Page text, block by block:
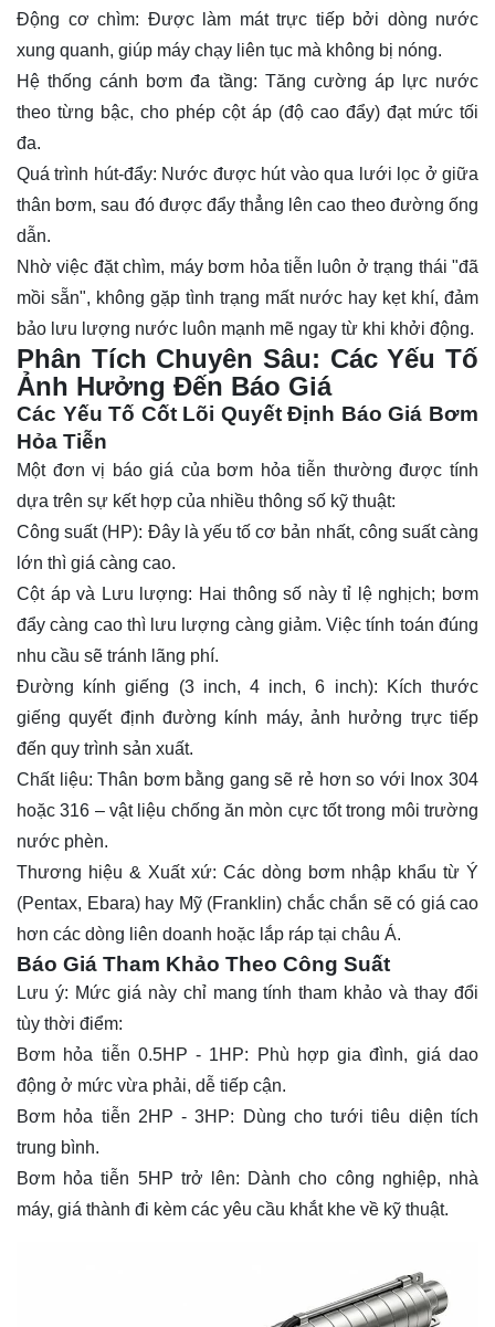
Động cơ chìm: Được làm mát trực tiếp bởi dòng nước
xung quanh, giúp máy chạy liên tục mà không bị nóng.
Hệ thống cánh bơm đa tầng: Tăng cường áp lực nước
theo từng bậc, cho phép cột áp (độ cao đẩy) đạt mức tối
đa.
Quá trình hút-đẩy: Nước được hút vào qua lưới lọc ở giữa
thân bơm, sau đó được đẩy thẳng lên cao theo đường ống
dẫn.
Nhờ việc đặt chìm, máy bơm hỏa tiễn luôn ở trạng thái "đã
mồi sẵn", không gặp tình trạng mất nước hay kẹt khí, đảm
bảo lưu lượng nước luôn mạnh mẽ ngay từ khi khởi động.
Phân Tích Chuyên Sâu: Các Yếu Tố
Ảnh Hưởng Đến Báo Giá
Các Yếu Tố Cốt Lõi Quyết Định Báo Giá Bơm
Hỏa Tiễn
Một đơn vị báo giá của bơm hỏa tiễn thường được tính
dựa trên sự kết hợp của nhiều thông số kỹ thuật:
Công suất (HP): Đây là yếu tố cơ bản nhất, công suất càng
lớn thì giá càng cao.
Cột áp và Lưu lượng: Hai thông số này tỉ lệ nghịch; bơm
đẩy càng cao thì lưu lượng càng giảm. Việc tính toán đúng
nhu cầu sẽ tránh lãng phí.
Đường kính giếng (3 inch, 4 inch, 6 inch): Kích thước
giếng quyết định đường kính máy, ảnh hưởng trực tiếp
đến quy trình sản xuất.
Chất liệu: Thân bơm bằng gang sẽ rẻ hơn so với Inox 304
hoặc 316 – vật liệu chống ăn mòn cực tốt trong môi trường
nước phèn.
Thương hiệu & Xuất xứ: Các dòng bơm nhập khẩu từ Ý
(Pentax, Ebara) hay Mỹ (Franklin) chắc chắn sẽ có giá cao
hơn các dòng liên doanh hoặc lắp ráp tại châu Á.
Báo Giá Tham Khảo Theo Công Suất
Lưu ý: Mức giá này chỉ mang tính tham khảo và thay đổi
tùy thời điểm:
Bơm hỏa tiễn 0.5HP - 1HP: Phù hợp gia đình, giá dao
động ở mức vừa phải, dễ tiếp cận.
Bơm hỏa tiễn 2HP - 3HP: Dùng cho tưới tiêu diện tích
trung bình.
Bơm hỏa tiễn 5HP trở lên: Dành cho công nghiệp, nhà
máy, giá thành đi kèm các yêu cầu khắt khe về kỹ thuật.